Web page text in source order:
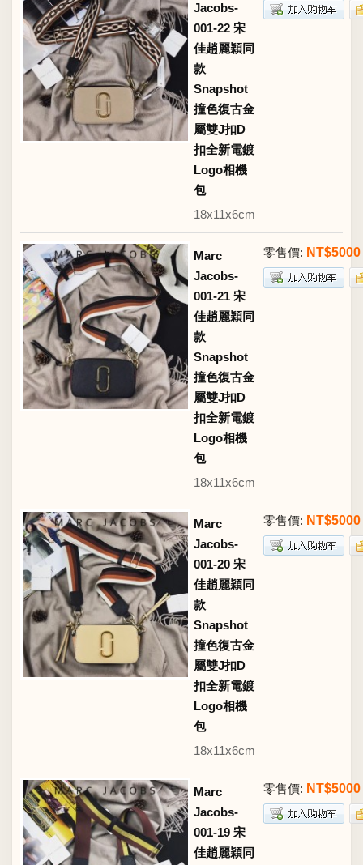
Jacobs-
001-22 宋
佳趙麗穎同
款
Snapshot
撞色復古金
屬雙J扣D
扣全新電鍍
Logo相機
包
18x11x6cm
Marc
Jacobs-
001-21 宋
佳趙麗穎同
款
Snapshot
撞色復古金
屬雙J扣D
扣全新電鍍
Logo相機
包
18x11x6cm
零售價: NT$5000
Marc
Jacobs-
001-20 宋
佳趙麗穎同
款
Snapshot
撞色復古金
屬雙J扣D
扣全新電鍍
Logo相機
包
18x11x6cm
零售價: NT$5000
Marc
Jacobs-
001-19 宋
佳趙麗穎同
零售價: NT$5000